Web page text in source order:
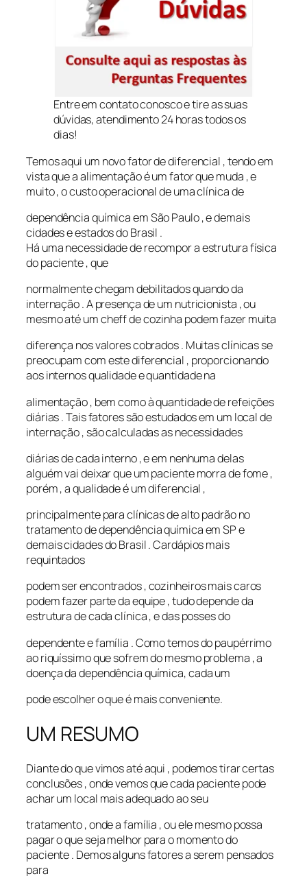
Entre em contato conosco e tire as suas
dúvidas, atendimento 24 horas todos os
dias!
Temos aqui um novo fator de diferencial , tendo em
vista que a alimentação é um fator que muda , e
muito , o custo operacional de uma clínica de
dependência química em São Paulo , e demais
cidades e estados do Brasil .
Há uma necessidade de recompor a estrutura física
do paciente , que
normalmente chegam debilitados quando da
internação . A presença de um nutricionista , ou
mesmo até um cheff de cozinha podem fazer muita
diferença nos valores cobrados . Muitas clínicas se
preocupam com este diferencial , proporcionando
aos internos qualidade e quantidade na
alimentação , bem como à quantidade de refeições
diárias . Tais fatores são estudados em um local de
internação , são calculadas as necessidades
diárias de cada interno , e em nenhuma delas
alguém vai deixar que um paciente morra de fome ,
porém , a qualidade é um diferencial ,
principalmente para clínicas de alto padrão no
tratamento de dependência química em SP e
demais cidades do Brasil . Cardápios mais
requintados
podem ser encontrados , cozinheiros mais caros
podem fazer parte da equipe , tudo depende da
estrutura de cada clínica , e das posses do
dependente e família . Como temos do paupérrimo
ao riquíssimo que sofrem do mesmo problema , a
doença da dependência química, cada um
pode escolher o que é mais conveniente.
UM RESUMO
Diante do que vimos até aqui , podemos tirar certas
conclusões , onde vemos que cada paciente pode
achar um local mais adequado ao seu
tratamento , onde a família , ou ele mesmo possa
pagar o que seja melhor para o momento do
paciente . Demos alguns fatores a serem pensados
para